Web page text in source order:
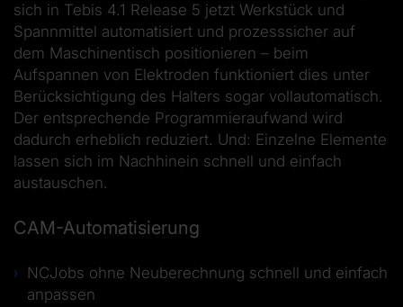
sich in Tebis 4.1 Release 5 jetzt Werkstück und
Spannmittel automatisiert und prozesssicher auf
dem Maschinentisch positionieren – beim
Aufspannen von Elektroden funktioniert dies unter
Berücksichtigung des Halters sogar vollautomatisch.
Der entsprechende Programmieraufwand wird
dadurch erheblich reduziert. Und: Einzelne Elemente
lassen sich im Nachhinein schnell und einfach
austauschen.
CAM-Automatisierung
NCJobs ohne Neuberechnung schnell und einfach
anpassen